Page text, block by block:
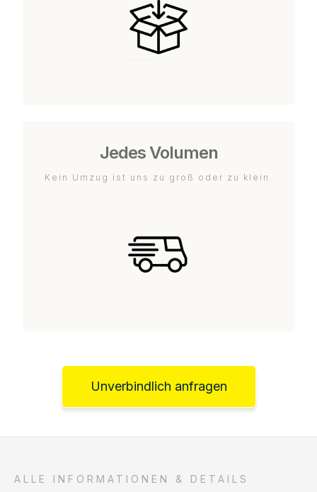
Jedes Volumen
Kein Umzug ist uns zu groß oder zu klein.
Unverbindlich anfragen
ALLE INFORMATIONEN & DETAILS